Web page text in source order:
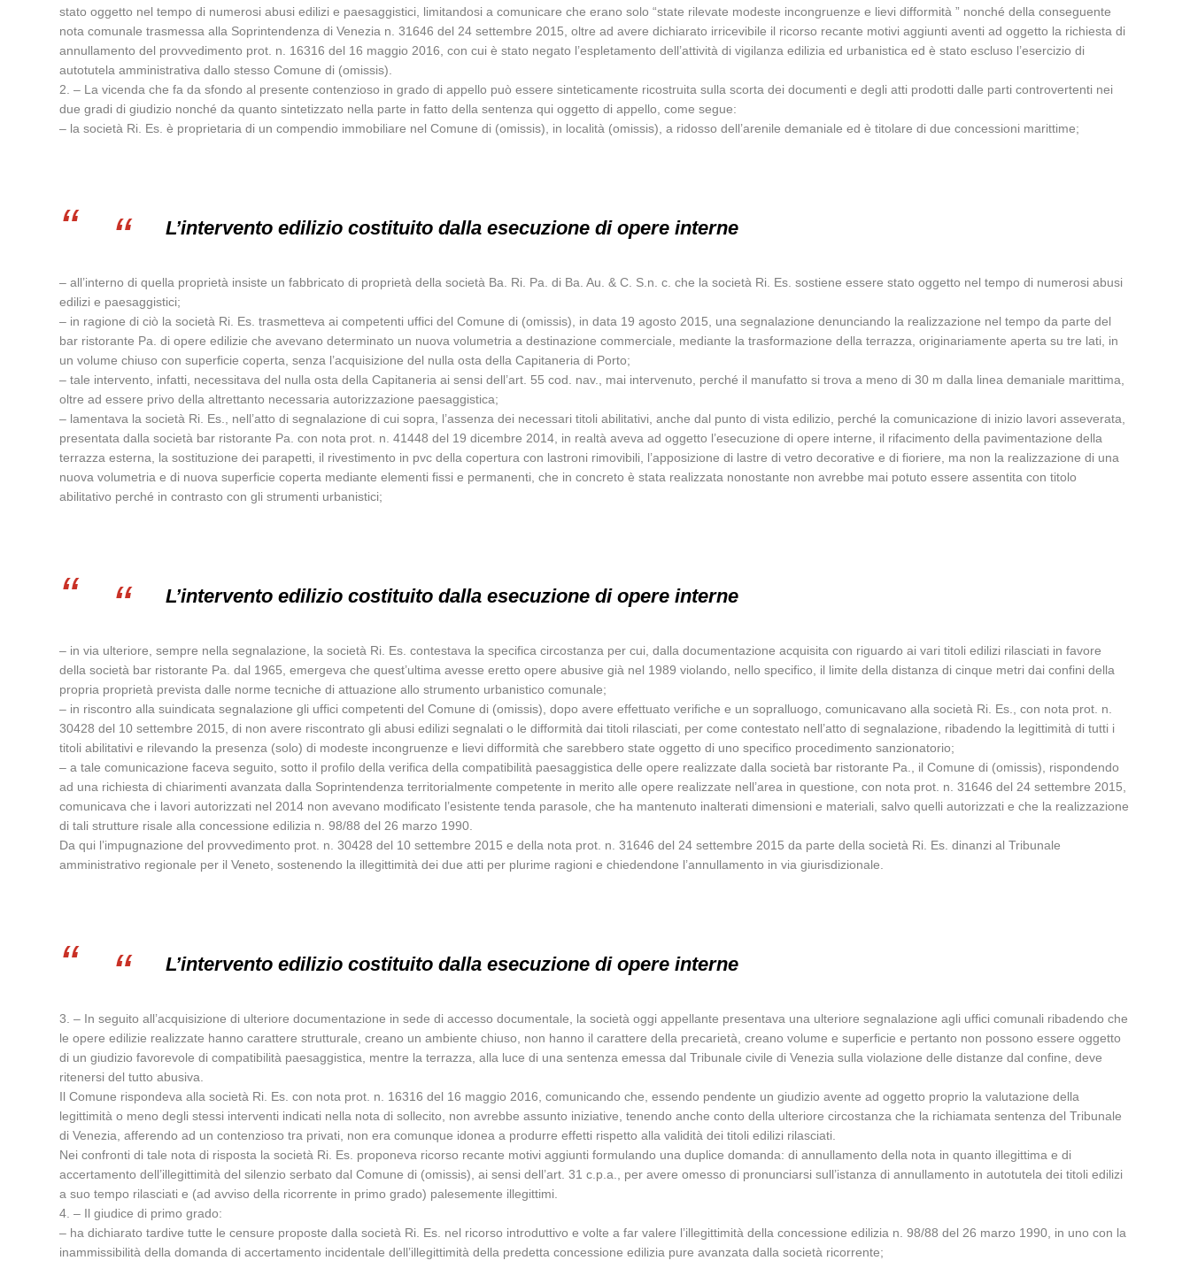
stato oggetto nel tempo di numerosi abusi edilizi e paesaggistici, limitandosi a comunicare che erano solo “state rilevate modeste incongruenze e lievi difformità ” nonché della conseguente
nota comunale trasmessa alla Soprintendenza di Venezia n. 31646 del 24 settembre 2015, oltre ad avere dichiarato irricevibile il ricorso recante motivi aggiunti aventi ad oggetto la richiesta di
annullamento del provvedimento prot. n. 16316 del 16 maggio 2016, con cui è stato negato l’espletamento dell’attività di vigilanza edilizia ed urbanistica ed è stato escluso l’esercizio di
autotutela amministrativa dallo stesso Comune di (omissis).
2. – La vicenda che fa da sfondo al presente contenzioso in grado di appello può essere sinteticamente ricostruita sulla scorta dei documenti e degli atti prodotti dalle parti controvertenti nei
due gradi di giudizio nonché da quanto sintetizzato nella parte in fatto della sentenza qui oggetto di appello, come segue:
– la società Ri. Es. è proprietaria di un compendio immobiliare nel Comune di (omissis), in località (omissis), a ridosso dell’arenile demaniale ed è titolare di due concessioni marittime;
L’intervento edilizio costituito dalla esecuzione di opere interne
– all’interno di quella proprietà insiste un fabbricato di proprietà della società Ba. Ri. Pa. di Ba. Au. & C. S.n. c. che la società Ri. Es. sostiene essere stato oggetto nel tempo di numerosi abusi
edilizi e paesaggistici;
– in ragione di ciò la società Ri. Es. trasmetteva ai competenti uffici del Comune di (omissis), in data 19 agosto 2015, una segnalazione denunciando la realizzazione nel tempo da parte del
bar ristorante Pa. di opere edilizie che avevano determinato un nuova volumetria a destinazione commerciale, mediante la trasformazione della terrazza, originariamente aperta su tre lati, in
un volume chiuso con superficie coperta, senza l’acquisizione del nulla osta della Capitaneria di Porto;
– tale intervento, infatti, necessitava del nulla osta della Capitaneria ai sensi dell’art. 55 cod. nav., mai intervenuto, perché il manufatto si trova a meno di 30 m dalla linea demaniale marittima,
oltre ad essere privo della altrettanto necessaria autorizzazione paesaggistica;
– lamentava la società Ri. Es., nell’atto di segnalazione di cui sopra, l’assenza dei necessari titoli abilitativi, anche dal punto di vista edilizio, perché la comunicazione di inizio lavori asseverata,
presentata dalla società bar ristorante Pa. con nota prot. n. 41448 del 19 dicembre 2014, in realtà aveva ad oggetto l’esecuzione di opere interne, il rifacimento della pavimentazione della
terrazza esterna, la sostituzione dei parapetti, il rivestimento in pvc della copertura con lastroni rimovibili, l’apposizione di lastre di vetro decorative e di fioriere, ma non la realizzazione di una
nuova volumetria e di nuova superficie coperta mediante elementi fissi e permanenti, che in concreto è stata realizzata nonostante non avrebbe mai potuto essere assentita con titolo
abilitativo perché in contrasto con gli strumenti urbanistici;
L’intervento edilizio costituito dalla esecuzione di opere interne
– in via ulteriore, sempre nella segnalazione, la società Ri. Es. contestava la specifica circostanza per cui, dalla documentazione acquisita con riguardo ai vari titoli edilizi rilasciati in favore
della società bar ristorante Pa. dal 1965, emergeva che quest’ultima avesse eretto opere abusive già nel 1989 violando, nello specifico, il limite della distanza di cinque metri dai confini della
propria proprietà prevista dalle norme tecniche di attuazione allo strumento urbanistico comunale;
– in riscontro alla suindicata segnalazione gli uffici competenti del Comune di (omissis), dopo avere effettuato verifiche e un sopralluogo, comunicavano alla società Ri. Es., con nota prot. n.
30428 del 10 settembre 2015, di non avere riscontrato gli abusi edilizi segnalati o le difformità dai titoli rilasciati, per come contestato nell’atto di segnalazione, ribadendo la legittimità di tutti i
titoli abilitativi e rilevando la presenza (solo) di modeste incongruenze e lievi difformità che sarebbero state oggetto di uno specifico procedimento sanzionatorio;
– a tale comunicazione faceva seguito, sotto il profilo della verifica della compatibilità paesaggistica delle opere realizzate dalla società bar ristorante Pa., il Comune di (omissis), rispondendo
ad una richiesta di chiarimenti avanzata dalla Soprintendenza territorialmente competente in merito alle opere realizzate nell’area in questione, con nota prot. n. 31646 del 24 settembre 2015,
comunicava che i lavori autorizzati nel 2014 non avevano modificato l’esistente tenda parasole, che ha mantenuto inalterati dimensioni e materiali, salvo quelli autorizzati e che la realizzazione
di tali strutture risale alla concessione edilizia n. 98/88 del 26 marzo 1990.
Da qui l’impugnazione del provvedimento prot. n. 30428 del 10 settembre 2015 e della nota prot. n. 31646 del 24 settembre 2015 da parte della società Ri. Es. dinanzi al Tribunale
amministrativo regionale per il Veneto, sostenendo la illegittimità dei due atti per plurime ragioni e chiedendone l’annullamento in via giurisdizionale.
L’intervento edilizio costituito dalla esecuzione di opere interne
3. – In seguito all’acquisizione di ulteriore documentazione in sede di accesso documentale, la società oggi appellante presentava una ulteriore segnalazione agli uffici comunali ribadendo che
le opere edilizie realizzate hanno carattere strutturale, creano un ambiente chiuso, non hanno il carattere della precarietà, creano volume e superficie e pertanto non possono essere oggetto
di un giudizio favorevole di compatibilità paesaggistica, mentre la terrazza, alla luce di una sentenza emessa dal Tribunale civile di Venezia sulla violazione delle distanze dal confine, deve
ritenersi del tutto abusiva.
Il Comune rispondeva alla società Ri. Es. con nota prot. n. 16316 del 16 maggio 2016, comunicando che, essendo pendente un giudizio avente ad oggetto proprio la valutazione della
legittimità o meno degli stessi interventi indicati nella nota di sollecito, non avrebbe assunto iniziative, tenendo anche conto della ulteriore circostanza che la richiamata sentenza del Tribunale
di Venezia, afferendo ad un contenzioso tra privati, non era comunque idonea a produrre effetti rispetto alla validità dei titoli edilizi rilasciati.
Nei confronti di tale nota di risposta la società Ri. Es. proponeva ricorso recante motivi aggiunti formulando una duplice domanda: di annullamento della nota in quanto illegittima e di
accertamento dell’illegittimità del silenzio serbato dal Comune di (omissis), ai sensi dell’art. 31 c.p.a., per avere omesso di pronunciarsi sull’istanza di annullamento in autotutela dei titoli edilizi
a suo tempo rilasciati e (ad avviso della ricorrente in primo grado) palesemente illegittimi.
4. – Il giudice di primo grado:
– ha dichiarato tardive tutte le censure proposte dalla società Ri. Es. nel ricorso introduttivo e volte a far valere l’illegittimità della concessione edilizia n. 98/88 del 26 marzo 1990, in uno con la
inammissibilità della domanda di accertamento incidentale dell’illegittimità della predetta concessione edilizia pure avanzata dalla società ricorrente;